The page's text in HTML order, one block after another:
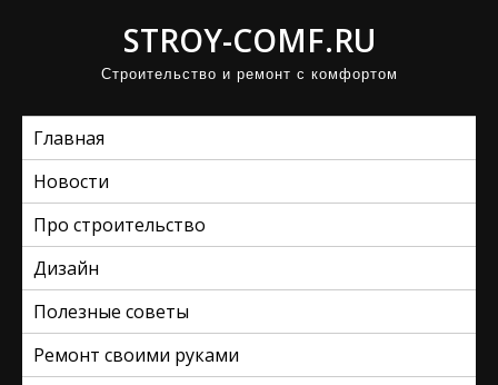
STROY-COMF.RU
Строительство и ремонт с комфортом
Главная
Новости
Про строительство
Дизайн
Полезные советы
Ремонт своими руками